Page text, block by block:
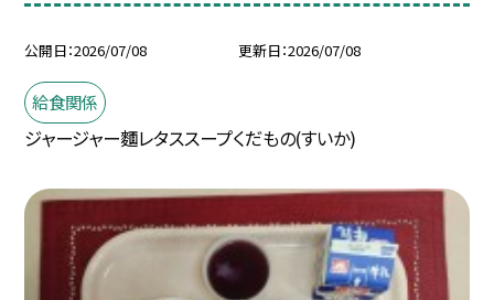
公開日 2026/07/08 更新日 2026/07/08
給食関係
ジャージャー麵レタススープくだもの(すいか)